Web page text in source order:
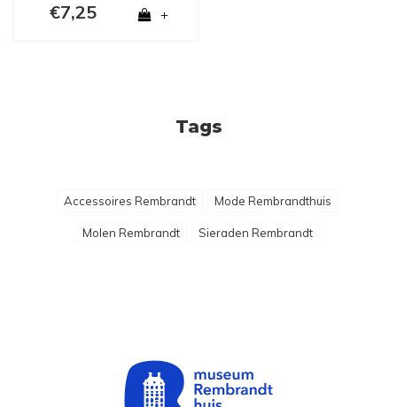
€7,25 +
Tags
Accessoires Rembrandt Mode Rembrandthuis
Molen Rembrandt Sieraden Rembrandt